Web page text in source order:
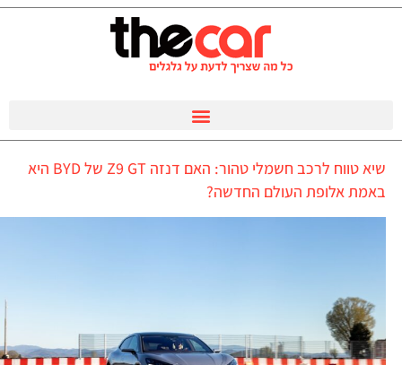
שיא טווח לרכב חשמלי טהור: האם דנזה Z9 GT של BYD היא
באמת אלופת העולם החדשה?